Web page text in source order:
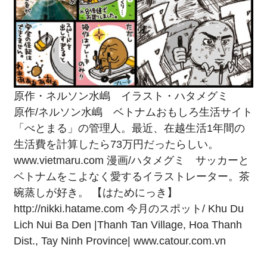
原作・ネルソン水嶋 イラスト・ハタメグミ
原作/ネルソン水嶋 ベトナムおもしろ生活サイト
「べとまる」の管理人。最近、在越生活1年間の
生活費を計算したら73万円だったらしい。
www.vietmaru.com 漫画/ハタメグミ サッカーと
ベトナムをこよなく愛するイラストレーター。茶
碗蒸しが好き。 【はためにっき】
http://nikki.hatame.com 今月のスポット/ Khu Du
Lich Nui Ba Den |Thanh Tan Village, Hoa Thanh
Dist., Tay Ninh Province| www.catour.com.vn